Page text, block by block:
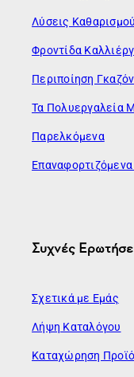
Λύσεις Καθαρισμού
Φροντίδα
Περιποίηση Γκαζόν
Τα Πολυεργαλεία
Παρελκόμενα
Συχνές
Σχετικά με Εμάς
Λήψη Καταλόγου
Καταχώρηση